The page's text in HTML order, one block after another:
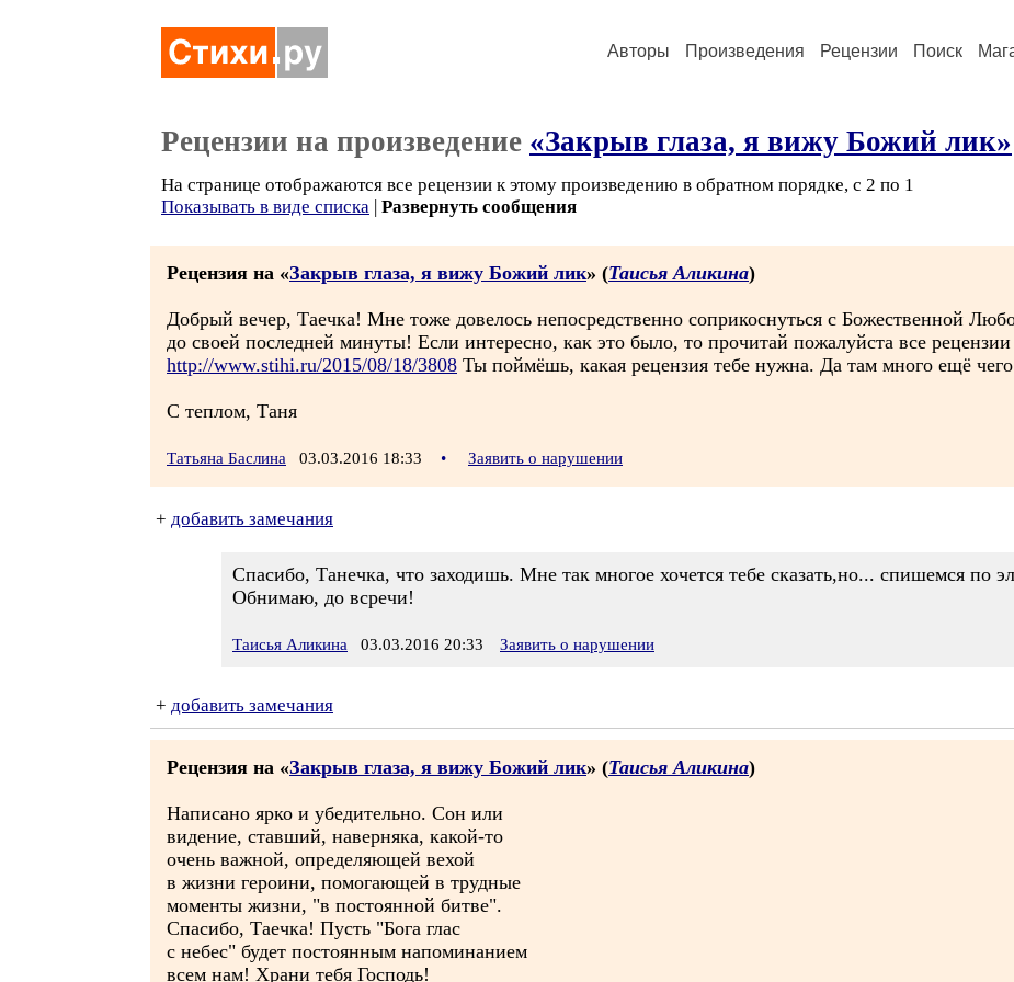
Авторы Произведения Рецензии Поиск
Рецензии на произведение «Закрыв глаза, я вижу Божий лик»
На странице отображаются все рецензии к этому произведению в обратном порядке, с 2 по 1
Показывать в виде списка | Развернуть сообщения
Рецензия на «Закрыв глаза, я вижу Божий лик» (Таисья Аликина)
Добрый вечер, Таечка! Мне тоже довелось непосредственно соприкоснуться с Божественной
до своей последней минуты! Если интересно, как это было, то прочитай пожалуйста все
http://www.stihi.ru/2015/08/18/3808 Ты поймёшь, какая рецензия тебе нужна. Да там много ещё
С теплом, Таня
Татьяна Баслина 03.03.2016 18:33 • Заявить о нарушении
+ добавить замечания
Спасибо, Танечка, что заходишь. Мне так многое хочется тебе сказать,но... спишемся по
Обнимаю, до всречи!
Таисья Аликина 03.03.2016 20:33 Заявить о нарушении
+ добавить замечания
Рецензия на «Закрыв глаза, я вижу Божий лик» (Таисья Аликина)
Написано ярко и убедительно. Сон или
видение, ставший, наверняка, какой-то
очень важной, определяющей вехой
в жизни героини, помогающей в трудные
моменты жизни, "в постоянной битве".
Спасибо, Таечка! Пусть "Бога глас
с небес" будет постоянным напоминанием
всем нам! Храни тебя Господь!